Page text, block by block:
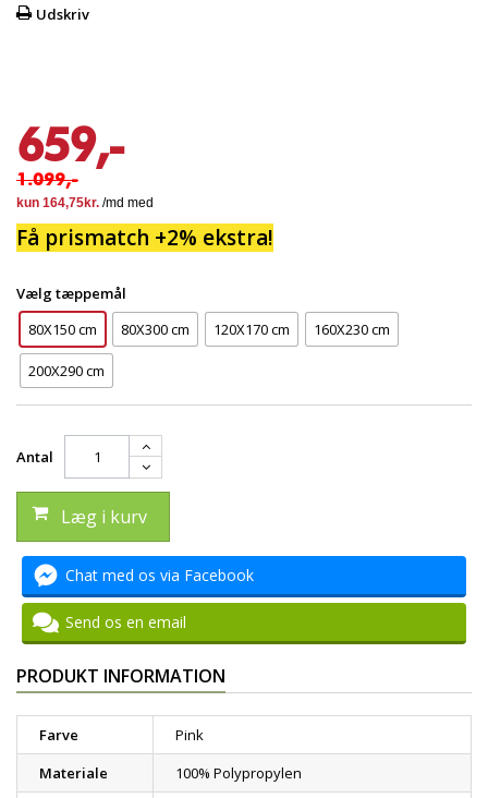
Udskriv
659,-
1.099,-
Få prismatch +2% ekstra!
Vælg tæppemål
80X150 cm
80X300 cm 120X170 cm 160X230 cm
200X290 cm
Antal
Læg i kurv
Chat med os via Facebook
Send os en email
PRODUKT INFORMATION
Farve
Pink
Materiale
100% Polypropylen